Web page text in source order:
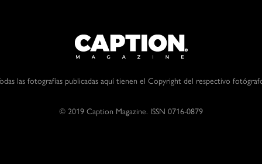
las fotografías publicadas aquí tienen el Copyright del respectivo
© 2019 Caption Magazine. ISSN 0716-0879